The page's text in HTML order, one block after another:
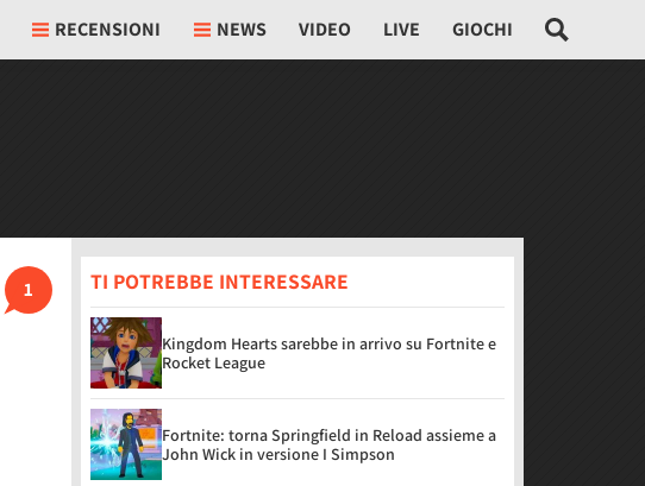
RECENSIONI NEWS VIDEO LIVE GIOCHI
1 TI POTREBBE INTERESSARE
Kingdom Hearts sarebbe in arrivo su Fortnite e
Rocket League
Fortnite: torna Springfield in Reload assieme a
John Wick in versione I Simpson